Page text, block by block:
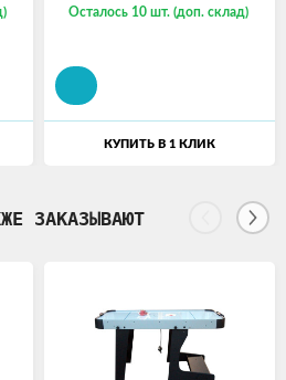
Осталось 10 шт. (доп. склад)
КУПИТЬ В 1 КЛИК
ЗАКАЗЫВАЮТ